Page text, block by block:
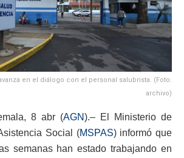
en el diálogo con el personal salubrista. (Foto:
archivo)
8 abr (AGN).– El Ministerio de
Social (MSPAS) informó que
semanas han estado trabajando en